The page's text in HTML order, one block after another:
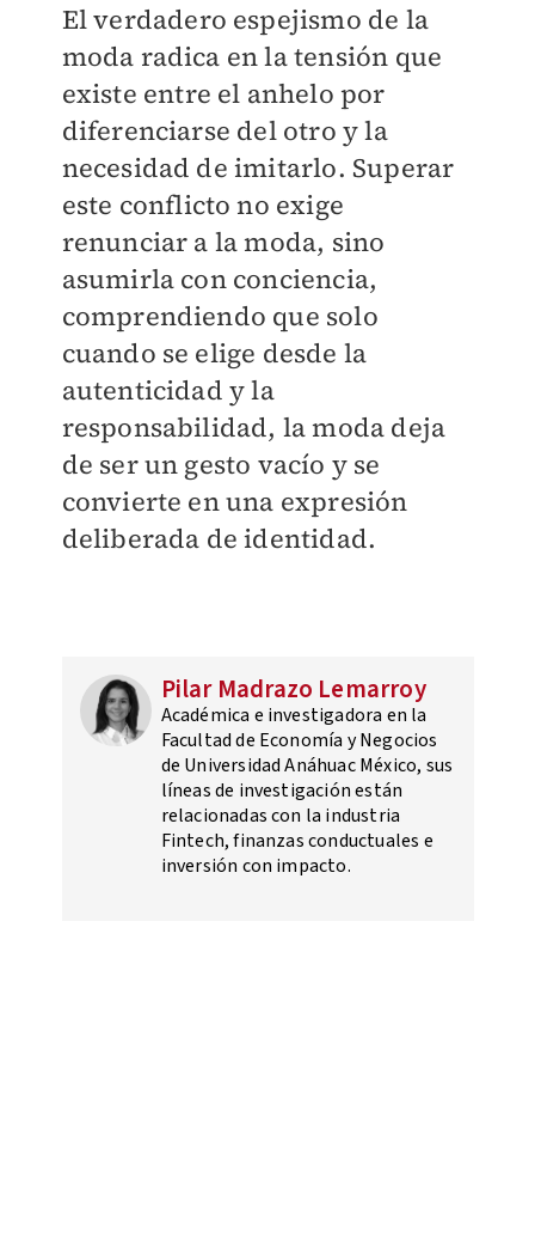
El verdadero espejismo de la
moda radica en la tensión que
existe entre el anhelo por
diferenciarse del otro y la
necesidad de imitarlo. Superar
este conflicto no exige
renunciar a la moda, sino
asumirla con conciencia,
comprendiendo que solo
cuando se elige desde la
autenticidad y la
responsabilidad, la moda deja
de ser un gesto vacío y se
convierte en una expresión
deliberada de identidad.
Pilar Madrazo Lemarroy
Académica e investigadora en la
Facultad de Economía y Negocios
de Universidad Anáhuac México, sus
líneas de investigación están
relacionadas con la industria
Fintech, finanzas conductuales e
inversión con impacto.